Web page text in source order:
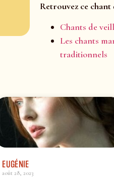
Retrouvez ce chant
Chants de
Les chants
traditionnels
EUGÉNIE
août 28, 2023